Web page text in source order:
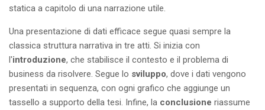
statica a capitolo di una narrazione utile.
Una presentazione di dati efficace segue quasi sempre la
classica struttura narrativa in tre atti. Si inizia con
l'introduzione, che stabilisce il contesto e il problema di
business da risolvere. Segue lo sviluppo, dove i dati vengono
presentati in sequenza, con ogni grafico che aggiunge un
tassello a supporto della tesi. Infine, la conclusione riassume